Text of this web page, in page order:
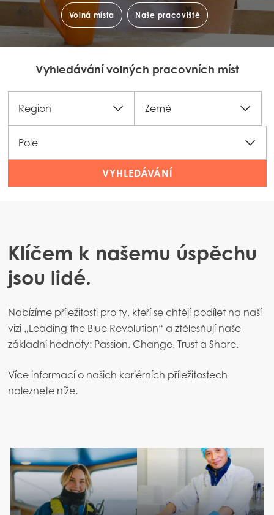
Volná místa Naše pracoviště
Vyhledávání volných pracovních míst
Region Země
Pole
Klíčem k našemu úspěchu
jsou lidé.
Nabízíme příležitosti pro ty, kteří se chtějí podílet na naší
vizi „Leading the Blue Revolution“ a ztělesňují naše
základní hodnoty: Passion, Change, Trust a Share.
Více informací o našich kariérních příležitostech
naleznete níže.